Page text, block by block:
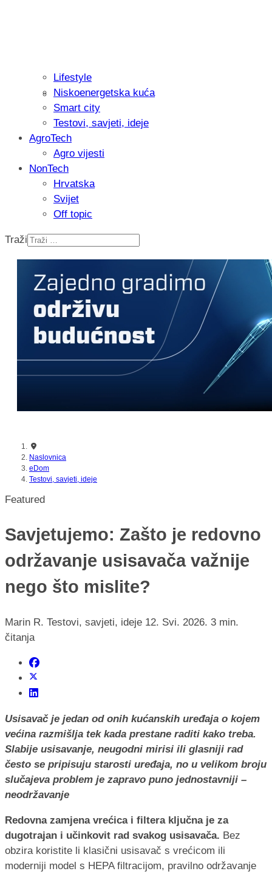
Isprobali smo: Thermostar
Recenzija: Einhell Professional CP-
nikada prije
Lifestyle
Niskoenergetska kuća
Smart city
Testovi, savjeti, ideje
AgroTech
Agro vijesti
NonTech
Hrvatska
Svijet
Off topic
Traži
Naslovnica
eDom
Testovi, savjeti, ideje
Featured
Savjetujemo: Zašto je redovno
održavanje usisavača važnije
nego što mislite?
Marin R. Testovi, savjeti, ideje 12. Svi. 2026. 3 min.
čitanja
Usisavač je jedan od onih kućanskih uređaja o kojem
većina razmišlja tek kada prestane raditi kako treba.
Slabije usisavanje, neugodni mirisi ili glasniji rad
često se pripisuju starosti uređaja, no u velikom broju
slučajeva problem je zapravo puno jednostavniji –
neodržavanje
Redovna zamjena vrećica i filtera ključna je za
dugotrajan i učinkovit rad svakog usisavača. Bez
obzira koristite li klasični usisavač s vrećicom ili
moderniji model s HEPA filtracijom, pravilno održavanje